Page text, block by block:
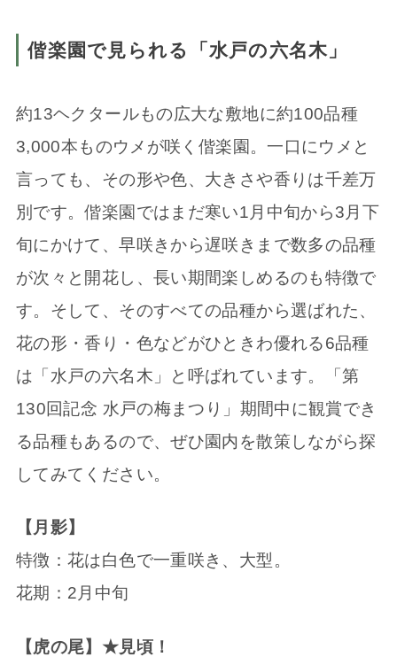
偕楽園で見られる「水戸の六名木」
約13ヘクタールもの広大な敷地に約100品種
3,000本ものウメが咲く偕楽園。一口にウメと
言っても、その形や色、大きさや香りは千差万
別です。偕楽園ではまだ寒い1月中旬から3月下
旬にかけて、早咲きから遅咲きまで数多の品種
が次々と開花し、長い期間楽しめるのも特徴で
す。そして、そのすべての品種から選ばれた、
花の形・香り・色などがひときわ優れる6品種
は「水戸の六名木」と呼ばれています。「第
130回記念 水戸の梅まつり」期間中に観賞でき
る品種もあるので、ぜひ園内を散策しながら探
してみてください。
【月影】
特徴：花は白色で一重咲き、大型。
花期：2月中旬
【虎の尾】★見頃！